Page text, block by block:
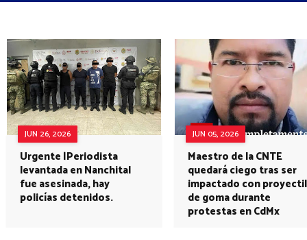
JUN 26, 2026
Urgente |Periodista
levantada en Nanchital
fue asesinada, hay
policías detenidos.
JUN 05, 2026
Maestro de la CNTE
quedará ciego tras ser
impactado con proyectil
de goma durante
protestas en CdMx